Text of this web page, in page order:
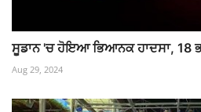
ਸੂਡਾਨ 'ਚ ਹੋਇਆ ਭਿਆਨਕ ਹਾਦਸਾ, 18
Aug 29, 2024